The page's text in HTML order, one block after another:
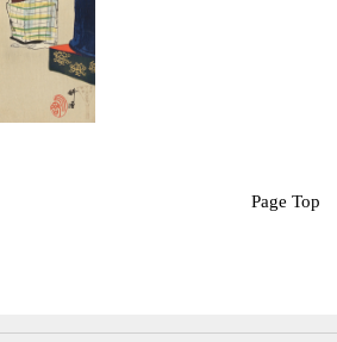
Page Top